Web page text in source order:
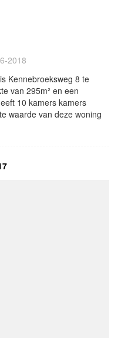
2018
Kennebroeksweg 8 te
van 295m² en een
10 kamers kamers
waarde van deze woning